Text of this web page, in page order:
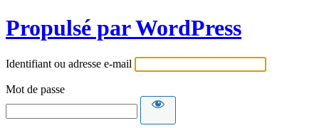
Propulsé par WordPress
Identifiant ou adresse e-mail
Mot de passe